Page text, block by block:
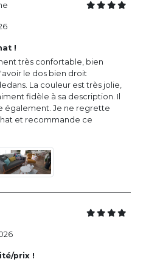
!
très confortable, bien
le dos bien droit
La couleur est très jolie,
fidèle à sa description. Il
également. Je ne regrette
et recommande ce
prix !